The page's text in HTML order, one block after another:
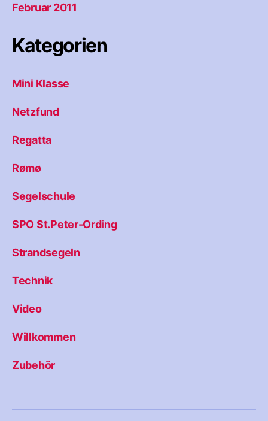
Februar 2011
Kategorien
Mini Klasse
Netzfund
Regatta
Rømø
Segelschule
SPO St.Peter-Ording
Strandsegeln
Technik
Video
Willkommen
Zubehör